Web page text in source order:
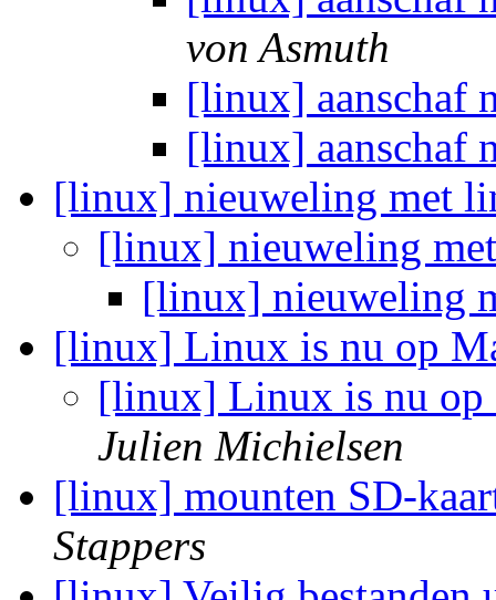
von Asmuth
[linux] aanschaf
[linux] aanschaf
[linux] nieuweling met
[linux] nieuweling
[linux] nieuweling
[linux] Linux is nu op
[linux] Linux is nu op
Julien Michielsen
[linux] mounten SD-
Stappers